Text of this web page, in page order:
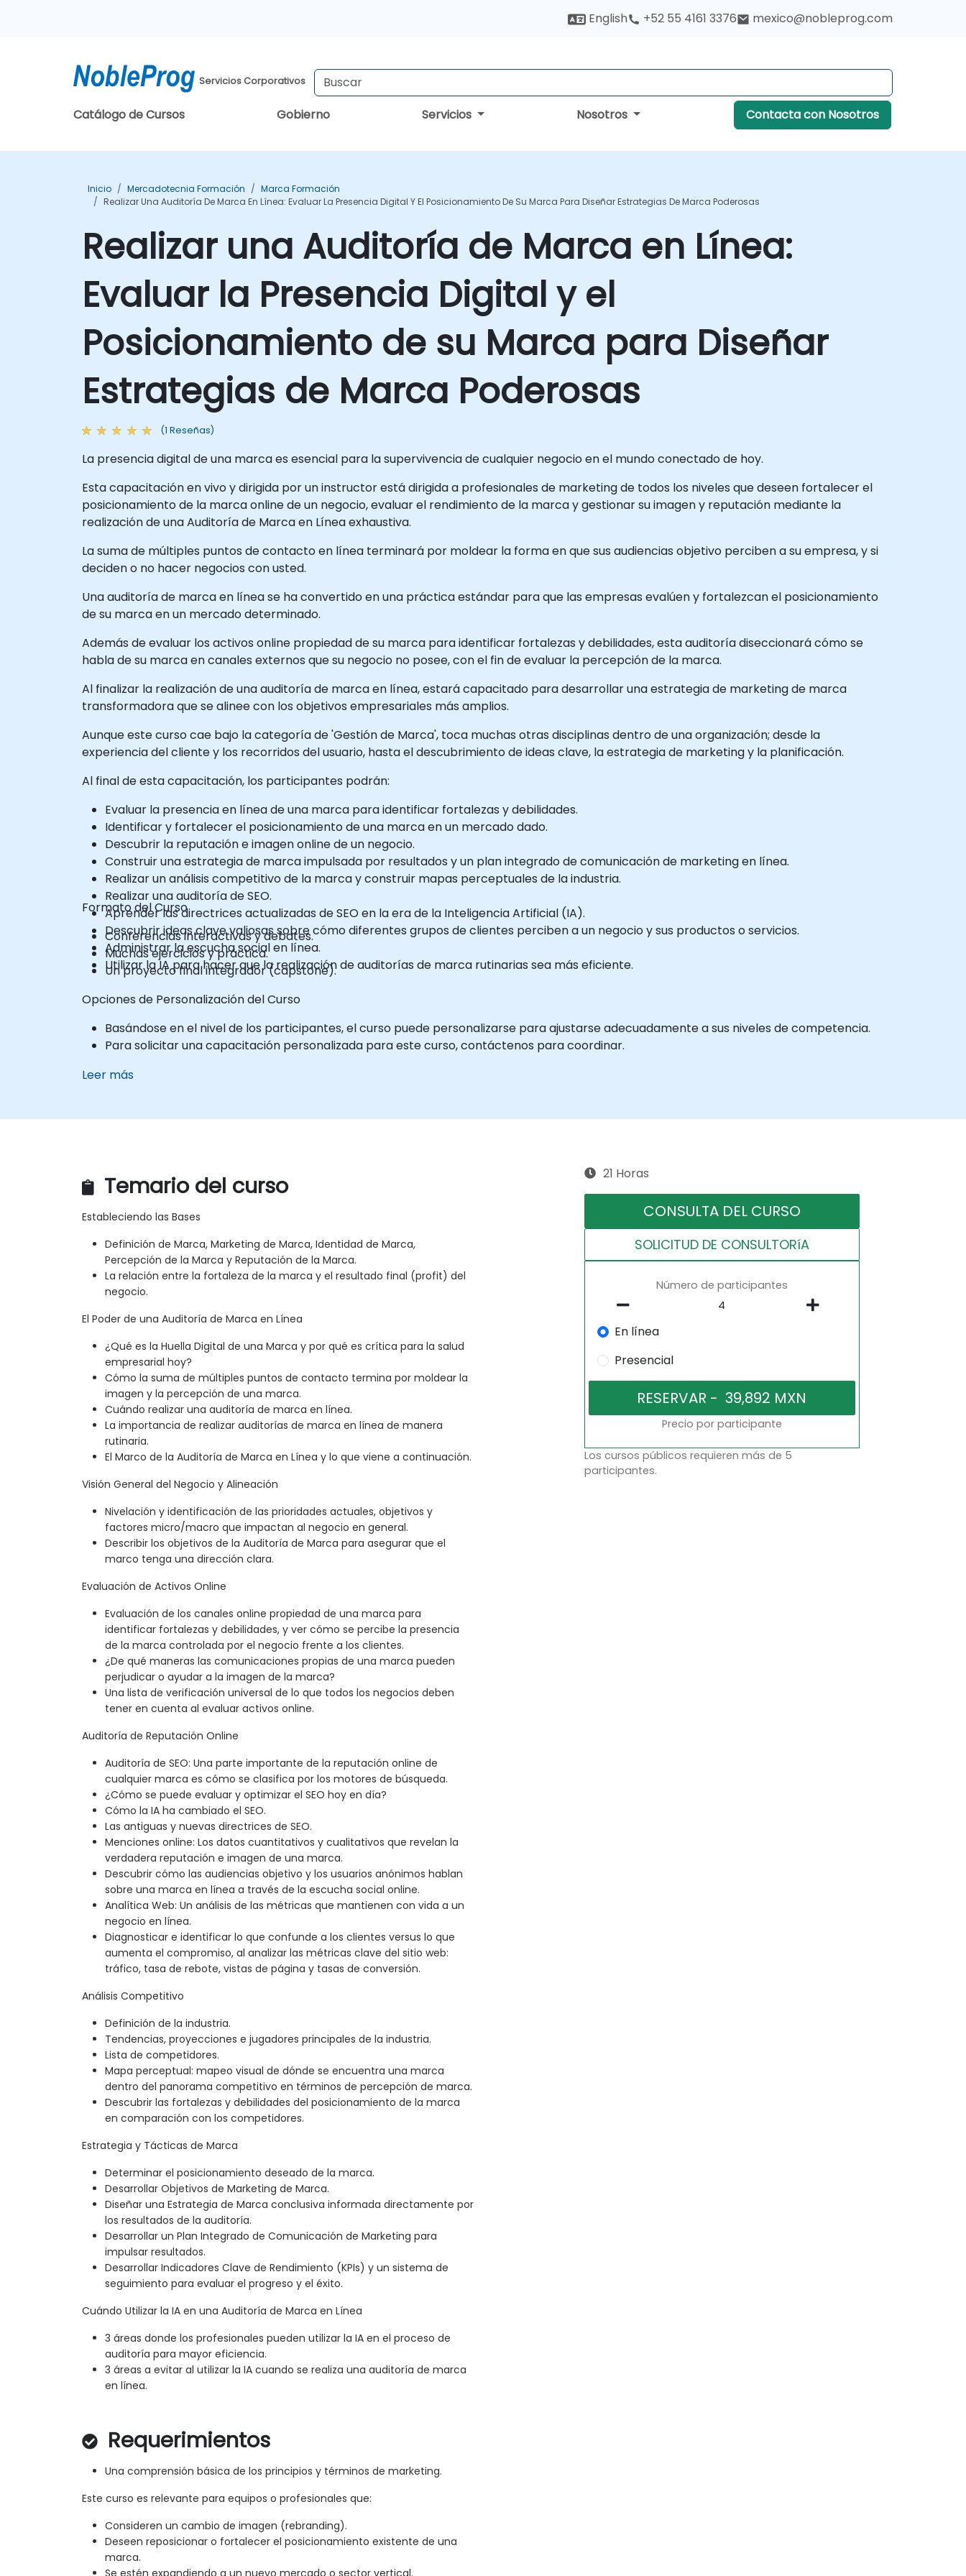
English +52 55 4161 3376 mexico@nobleprog.com
Servicios Corporativos
Catálogo de Cursos Gobierno Servicios Nosotros Contacta con Nosotros
Inicio Mercadotecnia Formación
Marca Formación
Realizar Una Auditoría De Marca En Línea: Evaluar La Presencia Digital Y El Posicionamiento De Su Marca Para Diseñar Estrategias De Marca Poderosas
Realizar una Auditoría de Marca en Línea:
Evaluar la Presencia Digital y el
Posicionamiento de su Marca para Diseñar
Estrategias de Marca Poderosas
(1 Reseñas)
La presencia digital de una marca es esencial para la supervivencia de cualquier negocio en el mundo conectado de hoy.
Esta capacitación en vivo y dirigida por un instructor está dirigida a profesionales de marketing de todos los niveles que deseen fortalecer el
posicionamiento de la marca online de un negocio, evaluar el rendimiento de la marca y gestionar su imagen y reputación mediante la
realización de una Auditoría de Marca en Línea exhaustiva.
La suma de múltiples puntos de contacto en línea terminará por moldear la forma en que sus audiencias objetivo perciben a su empresa, y si
deciden o no hacer negocios con usted.
Una auditoría de marca en línea se ha convertido en una práctica estándar para que las empresas evalúen y fortalezcan el posicionamiento
de su marca en un mercado determinado.
Además de evaluar los activos online propiedad de su marca para identificar fortalezas y debilidades, esta auditoría diseccionará cómo se
habla de su marca en canales externos que su negocio no posee, con el fin de evaluar la percepción de la marca.
Al finalizar la realización de una auditoría de marca en línea, estará capacitado para desarrollar una estrategia de marketing de marca
transformadora que se alinee con los objetivos empresariales más amplios.
Aunque este curso cae bajo la categoría de 'Gestión de Marca', toca muchas otras disciplinas dentro de una organización; desde la
experiencia del cliente y los recorridos del usuario, hasta el descubrimiento de ideas clave, la estrategia de marketing y la planificación.
Al final de esta capacitación, los participantes podrán:
Evaluar la presencia en línea de una marca para identificar fortalezas y debilidades.
Identificar y fortalecer el posicionamiento de una marca en un mercado dado.
Descubrir la reputación e imagen online de un negocio.
Construir una estrategia de marca impulsada por resultados y un plan integrado de comunicación de marketing en línea.
Realizar un análisis competitivo de la marca y construir mapas perceptuales de la industria.
Realizar una auditoría de SEO.
Aprender las directrices actualizadas de SEO en la era de la Inteligencia Artificial (IA).
Descubrir ideas clave valiosas sobre cómo diferentes grupos de clientes perciben a un negocio y sus productos o servicios.
Administrar la escucha social en línea.
Utilizar la IA para hacer que la realización de auditorías de marca rutinarias sea más eficiente.
Formato del Curso
Conferencias interactivas y debates.
Muchas ejercicios y práctica.
Un proyecto final integrador (capstone).
Opciones de Personalización del Curso
Basándose en el nivel de los participantes, el curso puede personalizarse para ajustarse adecuadamente a sus niveles de competencia.
Para solicitar una capacitación personalizada para este curso, contáctenos para coordinar.
Leer más
Temario del curso
Estableciendo las Bases
Definición de Marca, Marketing de Marca, Identidad de Marca,
Percepción de la Marca y Reputación de la Marca.
La relación entre la fortaleza de la marca y el resultado final (profit) del
negocio.
El Poder de una Auditoría de Marca en Línea
¿Qué es la Huella Digital de una Marca y por qué es crítica para la salud
empresarial hoy?
Cómo la suma de múltiples puntos de contacto termina por moldear la
imagen y la percepción de una marca.
Cuándo realizar una auditoría de marca en línea.
La importancia de realizar auditorías de marca en línea de manera
rutinaria.
El Marco de la Auditoría de Marca en Línea y lo que viene a continuación.
Visión General del Negocio y Alineación
Nivelación y identificación de las prioridades actuales, objetivos y
factores micro/macro que impactan al negocio en general.
Describir los objetivos de la Auditoría de Marca para asegurar que el
marco tenga una dirección clara.
Evaluación de Activos Online
Evaluación de los canales online propiedad de una marca para
identificar fortalezas y debilidades, y ver cómo se percibe la presencia
de la marca controlada por el negocio frente a los clientes.
¿De qué maneras las comunicaciones propias de una marca pueden
perjudicar o ayudar a la imagen de la marca?
Una lista de verificación universal de lo que todos los negocios deben
tener en cuenta al evaluar activos online.
Auditoría de Reputación Online
Auditoría de SEO: Una parte importante de la reputación online de
cualquier marca es cómo se clasifica por los motores de búsqueda.
¿Cómo se puede evaluar y optimizar el SEO hoy en día?
Cómo la IA ha cambiado el SEO.
Las antiguas y nuevas directrices de SEO.
Menciones online: Los datos cuantitativos y cualitativos que revelan la
verdadera reputación e imagen de una marca.
Descubrir cómo las audiencias objetivo y los usuarios anónimos hablan
sobre una marca en línea a través de la escucha social online.
Analítica Web: Un análisis de las métricas que mantienen con vida a un
negocio en línea.
Diagnosticar e identificar lo que confunde a los clientes versus lo que
aumenta el compromiso, al analizar las métricas clave del sitio web:
tráfico, tasa de rebote, vistas de página y tasas de conversión.
Análisis Competitivo
Definición de la industria.
Tendencias, proyecciones e jugadores principales de la industria.
Lista de competidores.
Mapa perceptual: mapeo visual de dónde se encuentra una marca
dentro del panorama competitivo en términos de percepción de marca.
Descubrir las fortalezas y debilidades del posicionamiento de la marca
en comparación con los competidores.
Estrategia y Tácticas de Marca
Determinar el posicionamiento deseado de la marca.
Desarrollar Objetivos de Marketing de Marca.
Diseñar una Estrategia de Marca conclusiva informada directamente por
los resultados de la auditoría.
Desarrollar un Plan Integrado de Comunicación de Marketing para
impulsar resultados.
Desarrollar Indicadores Clave de Rendimiento (KPIs) y un sistema de
seguimiento para evaluar el progreso y el éxito.
Cuándo Utilizar la IA en una Auditoría de Marca en Línea
3 áreas donde los profesionales pueden utilizar la IA en el proceso de
auditoría para mayor eficiencia.
3 áreas a evitar al utilizar la IA cuando se realiza una auditoría de marca
en línea.
Requerimientos
Una comprensión básica de los principios y términos de marketing.
Este curso es relevante para equipos o profesionales que:
Consideren un cambio de imagen (rebranding).
Deseen reposicionar o fortalecer el posicionamiento existente de una
marca.
21 Horas
CONSULTA DEL CURSO
SOLICITUD DE CONSULTORíA
Número de participantes
En línea
Presencial
Precio por participante
Los cursos públicos requieren más de 5
participantes.